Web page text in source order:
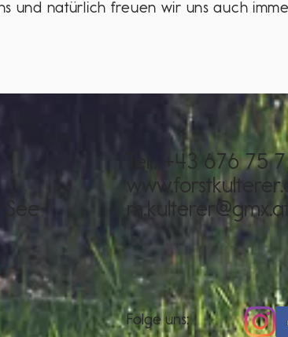
und natürlich freuen wir uns auch
Tel.: +43 676 75
Folge uns: